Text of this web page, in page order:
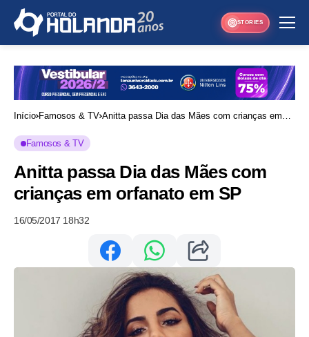
STORIES
Início Famosos & TV Anitta passa Dia das Mães com crianças em
Famosos & TV
Anitta passa Dia das Mães com
crianças em orfanato em SP
16/05/2017 18h32